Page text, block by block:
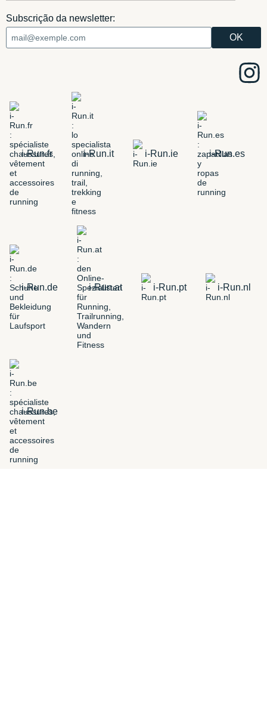
Subscrição da newsletter:
i-Run.fr i-Run.it i-Run.ie i-Run.es
i-Run.de i-Run.at i-Run.pt i-Run.nl
i-Run.be